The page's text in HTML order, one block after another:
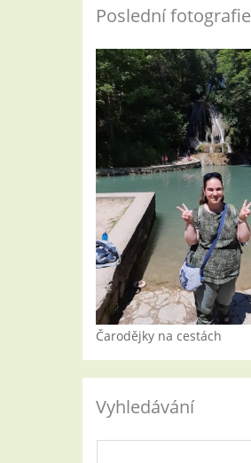
Poslední fotografie
Čarodějky na cestách
Vyhledávání